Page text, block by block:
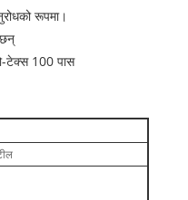
रूपमा।
टेक्स 100 पास